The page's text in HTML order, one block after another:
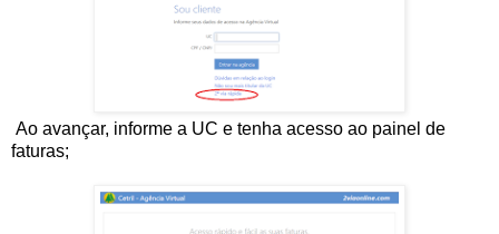
Ao avançar, informe a UC e tenha acesso ao painel de
faturas;